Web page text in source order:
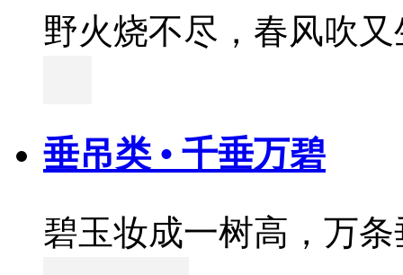
野火烧不尽，春风吹又
垂吊类 • 千垂万碧
碧玉妆成一树高，万